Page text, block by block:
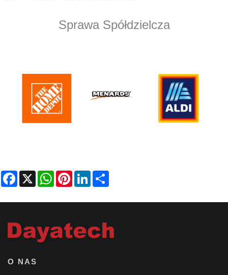
Sprawa Spółdzielcza
Facebook
X WhatsApp
PinterestLinkedIn
O NAS